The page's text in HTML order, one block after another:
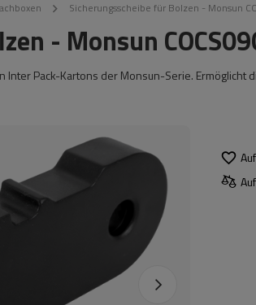
Sicherungsscheibe für Bolzen - Monsun
- Monsun
Inter Pack-Kartons der Monsun-Serie. Ermöglicht